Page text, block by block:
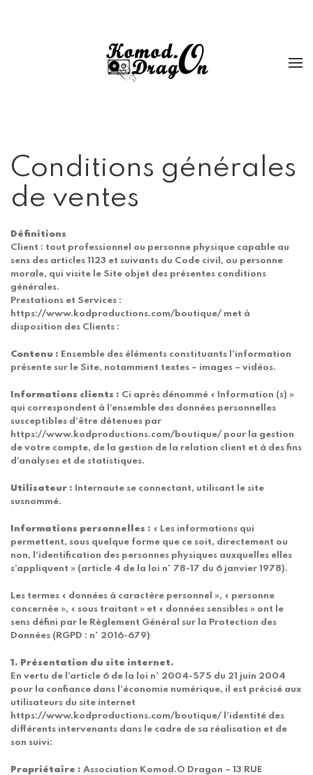
Conditions générales
de ventes
Définitions
Client : tout professionnel ou personne physique capable au
sens des articles 1123 et suivants du Code civil, ou personne
morale, qui visite le Site objet des présentes conditions
générales.
Prestations et Services :
https://www.kodproductions.com/boutique/ met à
disposition des Clients :
Contenu : Ensemble des éléments constituants l’information
présente sur le Site, notamment textes – images – vidéos.
Informations clients : Ci après dénommé « Information (s) »
qui correspondent à l’ensemble des données personnelles
susceptibles d’être détenues par
https://www.kodproductions.com/boutique/ pour la gestion
de votre compte, de la gestion de la relation client et à des fins
d’analyses et de statistiques.
Utilisateur : Internaute se connectant, utilisant le site
susnommé.
Informations personnelles : « Les informations qui
permettent, sous quelque forme que ce soit, directement ou
non, l’identification des personnes physiques auxquelles elles
s’appliquent » (article 4 de la loi n° 78-17 du 6 janvier 1978).
Les termes « données à caractère personnel », « personne
concernée », « sous traitant » et « données sensibles » ont le
sens défini par le Règlement Général sur la Protection des
Données (RGPD : n° 2016-679)
1. Présentation du site internet.
En vertu de l’article 6 de la loi n° 2004-575 du 21 juin 2004
pour la confiance dans l’économie numérique, il est précisé aux
utilisateurs du site internet
https://www.kodproductions.com/boutique/ l’identité des
différents intervenants dans le cadre de sa réalisation et de
son suivi:
Propriétaire : Association Komod.O Dragon – 13 RUE